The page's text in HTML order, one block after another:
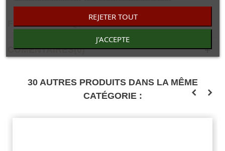
FICHE TECHNIQUE
COMENTAIRES(0)
30 AUTRES PRODUITS DANS LA MÊME
CATÉGORIE :
REJETER TOUT
J'ACCEPTE